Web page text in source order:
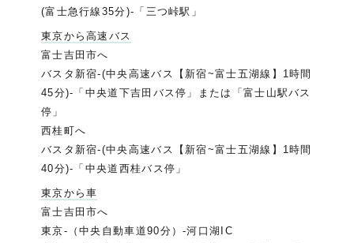
(富士急行線35分)-「三つ峠駅」
東京から高速バス
富士吉田市へ
バスタ新宿-(中央高速バス【新宿~富士五湖線】1時間
45分)-「中央道下吉田バス停」または「富士山駅バス
停」
西桂町へ
バスタ新宿-(中央高速バス【新宿~富士五湖線】1時間
40分)-「中央道西桂バス停」
東京から車
富士吉田市へ
東京-（中央自動車道90分）-河口湖IC